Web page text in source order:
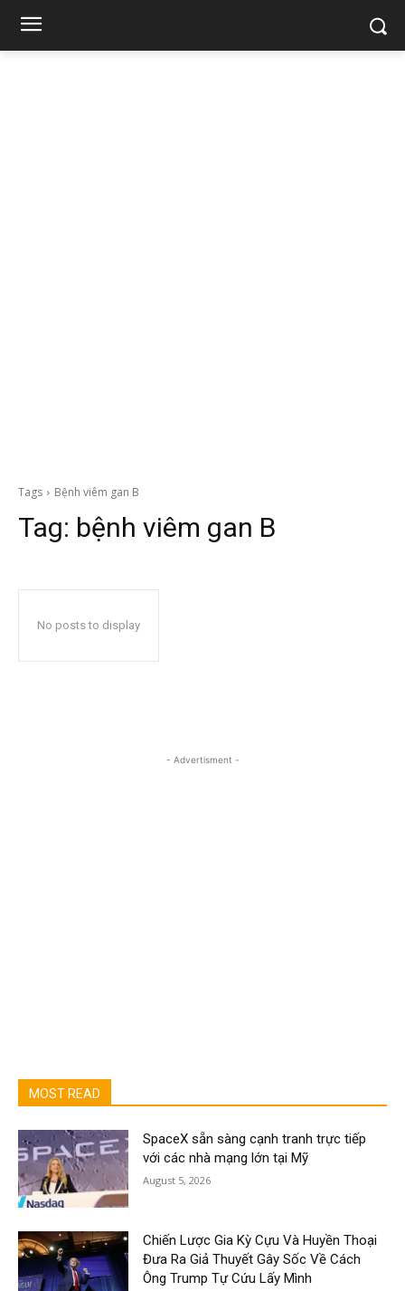
Tags Bệnh viêm gan B
Tag: bệnh viêm gan B
No posts to display
- Advertisment -
MOST READ
SpaceX sẵn sàng cạnh tranh trực tiếp
với các nhà mạng lớn tại Mỹ
August 5, 2026
Chiến Lược Gia Kỳ Cựu Và Huyền Thoại
Đưa Ra Giả Thuyết Gây Sốc Về Cách
Ông Trump Tự Cứu Lấy Mình